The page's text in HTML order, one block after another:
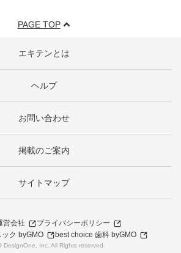
PAGE TOP
エキテンとは
ヘルプ
お問い合わせ
掲載のご案内
サイトマップ
営会社
プライバシーポリシー
ク byGMO
best choice 歯科 byGMO
DesignOne, Inc. All Rights reserved.